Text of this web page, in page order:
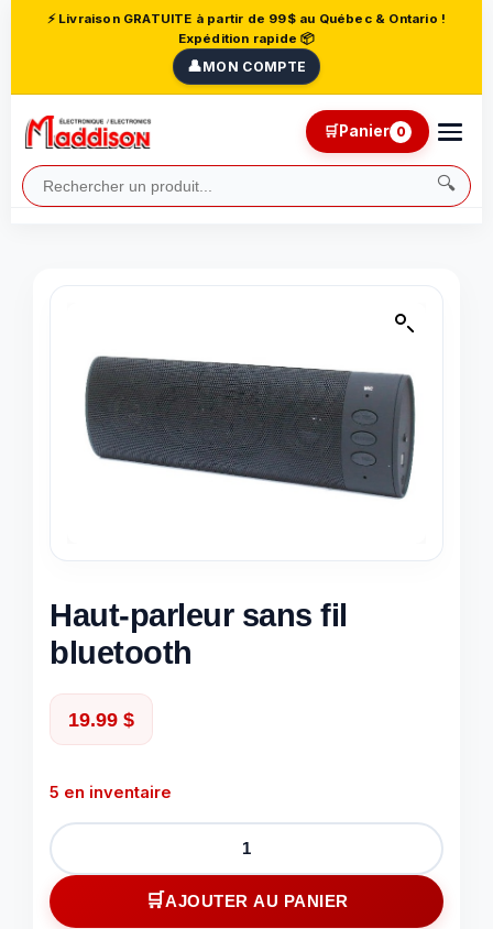
⚡ Livraison GRATUITE à partir de 99$ au Québec & Ontario !
Expédition rapide 📦
👤MON COMPTE
🔍
🛒Panier 0
Haut-parleur sans fil
bluetooth
19.99 $
5 en inventaire
quantité
de
Haut-
parleur
AJOUTER AU PANIER